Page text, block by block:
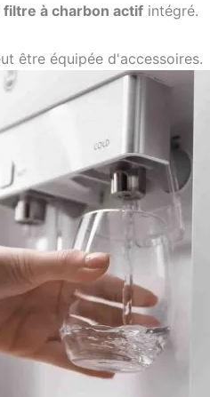
filtre à charbon actif intégré.
être équipée d'accessoires.